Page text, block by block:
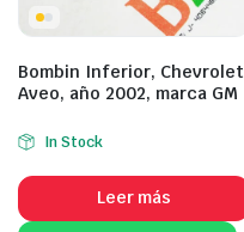
Bombin Inferior, Chevrolet
Aveo, año 2002, marca GM
In Stock
Leer más